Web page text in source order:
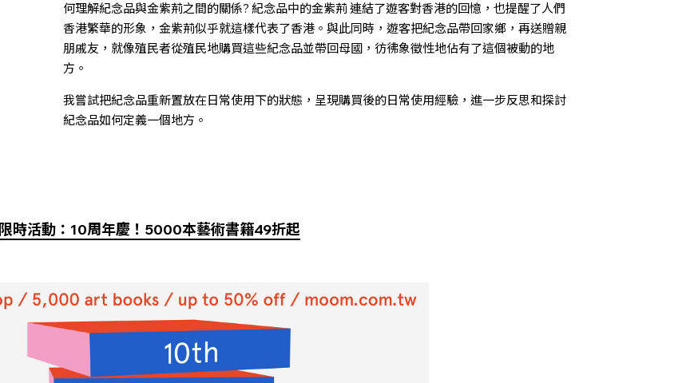
何理解紀念品與金紫荊之間的關係? 紀念品中的金紫荊 連結了遊客對香港的回憶，也提醒了人們
香港繁華的形象，金紫荊似乎就這樣代表了香港。與此同時，遊客把紀念品帶回家鄉，再送贈親
朋戚友，就像殖民者從殖民地購買這些紀念品並帶回母國，彷彿象徵性地佔有了這個被動的地
方。
我嘗試把紀念品重新置放在日常使用下的狀態，呈現購買後的日常使用經驗，進一步反思和探討
紀念品如何定義一個地方。
限時活動：10周年慶！5000本藝術書籍49折起